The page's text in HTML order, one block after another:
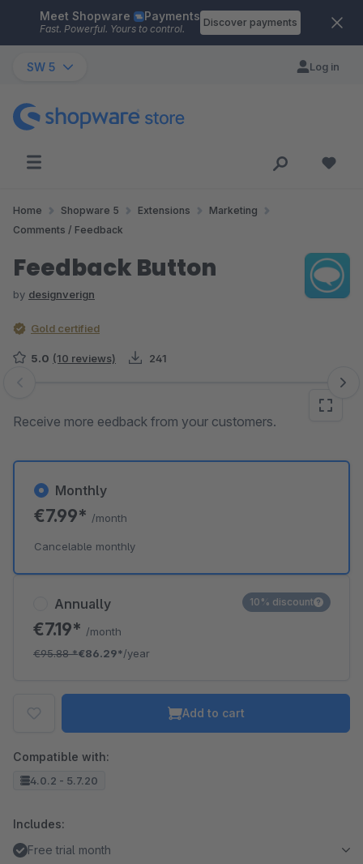
Skip to main content
Meet Shopware Payments
Fast. Powerful. Yours to control.
Discover payments
SW 5 Log in
Home Shopware 5 Extensions
Marketing
Comments / Feedback
Feedback Button
by designverign
Gold certified
5.0 (10 reviews) 241
Skip image gallery
Receive more eedback from your customers.
Annually
€7.19* /month
€95.88*€86.29*/year
10% discount
Monthly
€7.99* /month
Cancelable monthly
Add to cart
Compatible with:
4.0.2 - 5.7.20
Includes:
Free trial month